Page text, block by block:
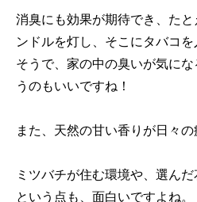
消臭にも効果が期待でき、た
ンドルを灯し、そこにタバコ
そうで、家の中の臭いが気に
うのもいいですね！
また、天然の甘い香りが日々の
ミツバチが住む環境や、選ん
という点も、面白いですよね。